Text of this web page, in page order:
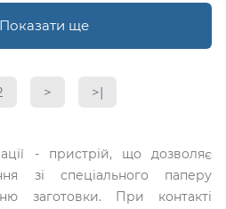
Показати ще
> >|
- пристрій, що дозволяє
зі спеціального паперу
заготовки. При контакті